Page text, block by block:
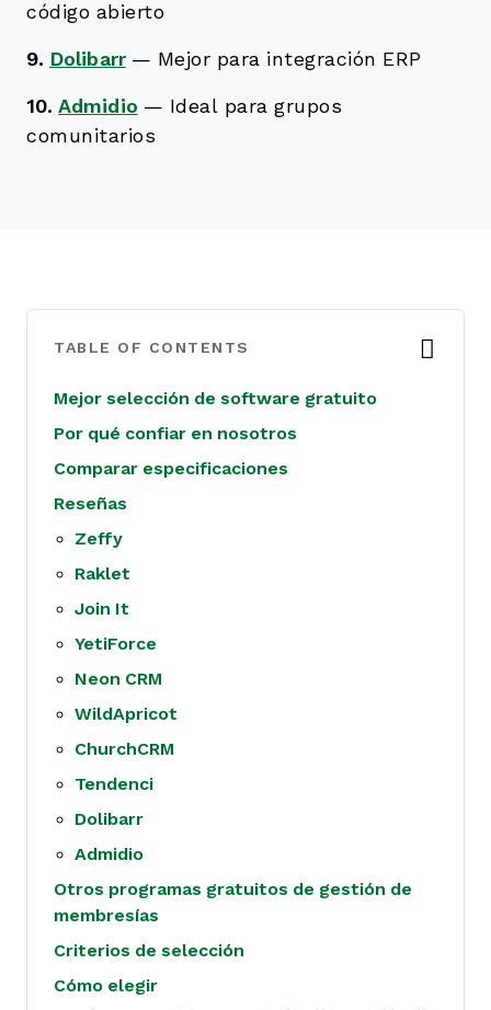
código abierto
9. Dolibarr — Mejor para integración ERP
10. Admidio — Ideal para grupos
comunitarios
TABLE OF CONTENTS
Mejor selección de software gratuito
Por qué confiar en nosotros
Comparar especificaciones
Reseñas
Zeffy
Raklet
Join It
YetiForce
Neon CRM
WildApricot
ChurchCRM
Tendenci
Dolibarr
Admidio
Otros programas gratuitos de gestión de
membresías
Criterios de selección
Cómo elegir